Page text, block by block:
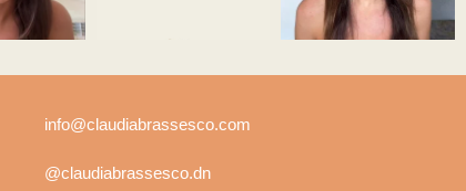
info@claudiabrassesco.com
@claudiabrassesco.dn